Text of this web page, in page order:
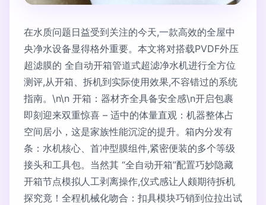
在水质问题日益受到关注的今天,一款高效的全屋中
央净水设备显得格外重要。本文将对搭载PVDF外压
超滤膜的 全自动开箱管道式超滤净水机进行全方位
测评,从开箱、拆机到实际使用效果,不容错过的系统
指南。\n\n 开箱：器材齐全具备安全感\n开启包裹
即刻迎来双重惊喜 – 适中的体量直观：机器整体占
空间居小，这是家族性能沉淀的提升。箱内分发有
条：水机核心、首冲型膜组件,紧密便装的多个等级
接头和工具包。当然其 “全自动开箱”配置巧妙隐藏
开箱节点模拟人工剥离操作,仪式感让人颇期待拆机
探究竟！全程机械化吻合：扣具模块巧销到位拉出试